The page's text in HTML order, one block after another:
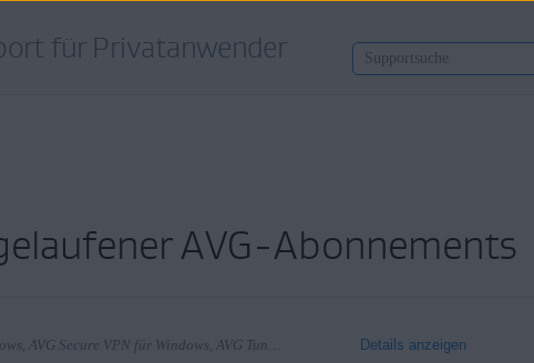
für Privatanwender
AVG-Abonnements
Gilt für AVG Internet Security für Windows, AVG Secure VPN für Windows, AVG TuneUp für Windows, AVG AntiTrack für Windows, AVG Internet Security für Mac, AVG Secure VPN für Mac, AVG TuneUp für Mac, AVG AntiTrack für Mac Details anzeigen